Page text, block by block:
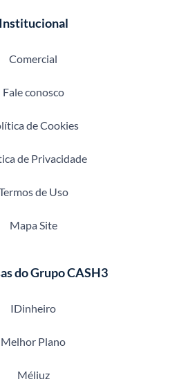
Institucional
Comercial
Fale conosco
de Cookies
de Privacidade
de Uso
Mapa Site
do Grupo CASH3
IDinheiro
Melhor Plano
Méliuz